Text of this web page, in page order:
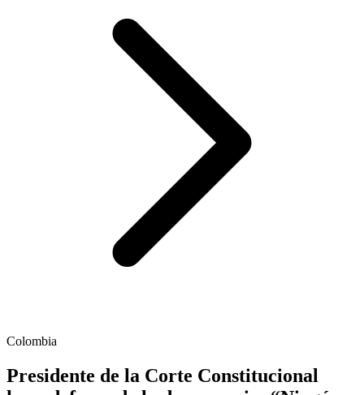
Colombia
Presidente de la Corte Constitucional